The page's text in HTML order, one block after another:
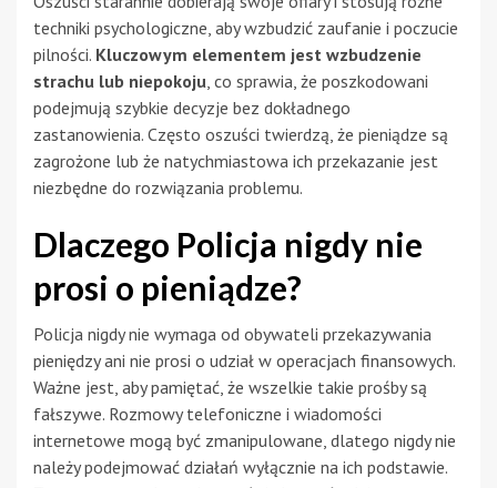
techniki psychologiczne, aby wzbudzić zaufanie i poczucie
pilności. Kluczowym elementem jest wzbudzenie
strachu lub niepokoju, co sprawia, że poszkodowani
podejmują szybkie decyzje bez dokładnego
zastanowienia. Często oszuści twierdzą, że pieniądze są
zagrożone lub że natychmiastowa ich przekazanie jest
niezbędne do rozwiązania problemu.
Dlaczego Policja nigdy nie
prosi o pieniądze?
Policja nigdy nie wymaga od obywateli przekazywania
pieniędzy ani nie prosi o udział w operacjach finansowych.
Ważne jest, aby pamiętać, że wszelkie takie prośby są
fałszywe. Rozmowy telefoniczne i wiadomości
internetowe mogą być zmanipulowane, dlatego nigdy nie
należy podejmować działań wyłącznie na ich podstawie.